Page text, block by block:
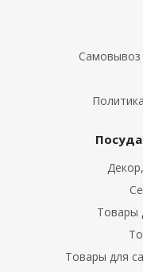
Самовывоз
Товары
Товары для